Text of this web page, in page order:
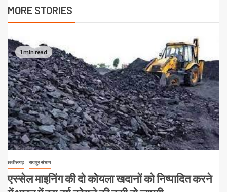
MORE STORIES
1 min read
छत्तीसगढ़ रायपुर संभाग
एस्सेल माइनिंग की दो कोयला खदानों को निष्पादित करने